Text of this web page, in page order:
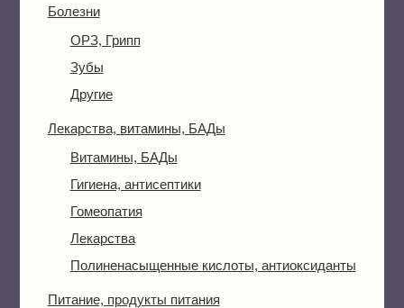
Болезни
ОРЗ, Грипп
Зубы
Другие
Лекарства, витамины, БАДы
Витамины, БАДы
Гигиена, антисептики
Гомеопатия
Лекарства
Полиненасыщенные кислоты, антиоксиданты
Питание, продукты питания